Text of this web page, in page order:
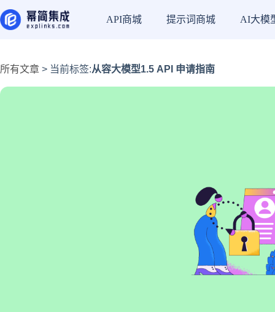
API商城 提示词商城 AI大模
所有文章 > 当前标签:从容大模型1.5 API 申请指南